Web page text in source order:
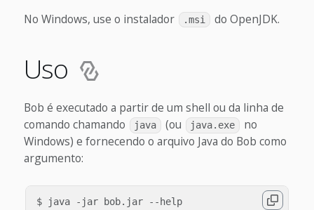
No Windows, use o instalador .msi do OpenJDK.
Uso
Bob é executado a partir de um shell ou da linha de
comando chamando
java (ou java.exe
no
Windows) e fornecendo o arquivo Java do Bob como
argumento:
$ java -jar bob.jar --help